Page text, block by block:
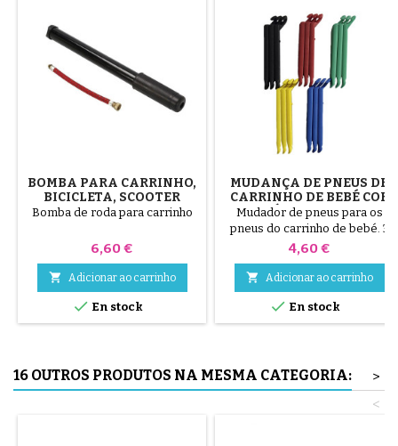
BOMBA PARA CARRINHO,
BICICLETA, SCOOTER
Bomba de roda para carrinho
Preço
6,60 €
 Adicionar ao carrinho
 En stock
MUDANÇA DE PNEUS DE
CARRINHO DE BEBÉ COR
ALEATÓRIA 1 PACOTE DE
3 PEÇAS
Mudador de pneus para os
pneus do carrinho de bebé. 3
peças de plástico de alta
preto, vermelho, verde,
amarelo e azul ou 3 peças em
aço ( cinzento ) O pneu é
montado à mão, sem
Preço
4,60 €
 Adicionar ao carrinho
 En stock
16 OUTROS PRODUTOS NA MESMA CATEGORIA:
>
<